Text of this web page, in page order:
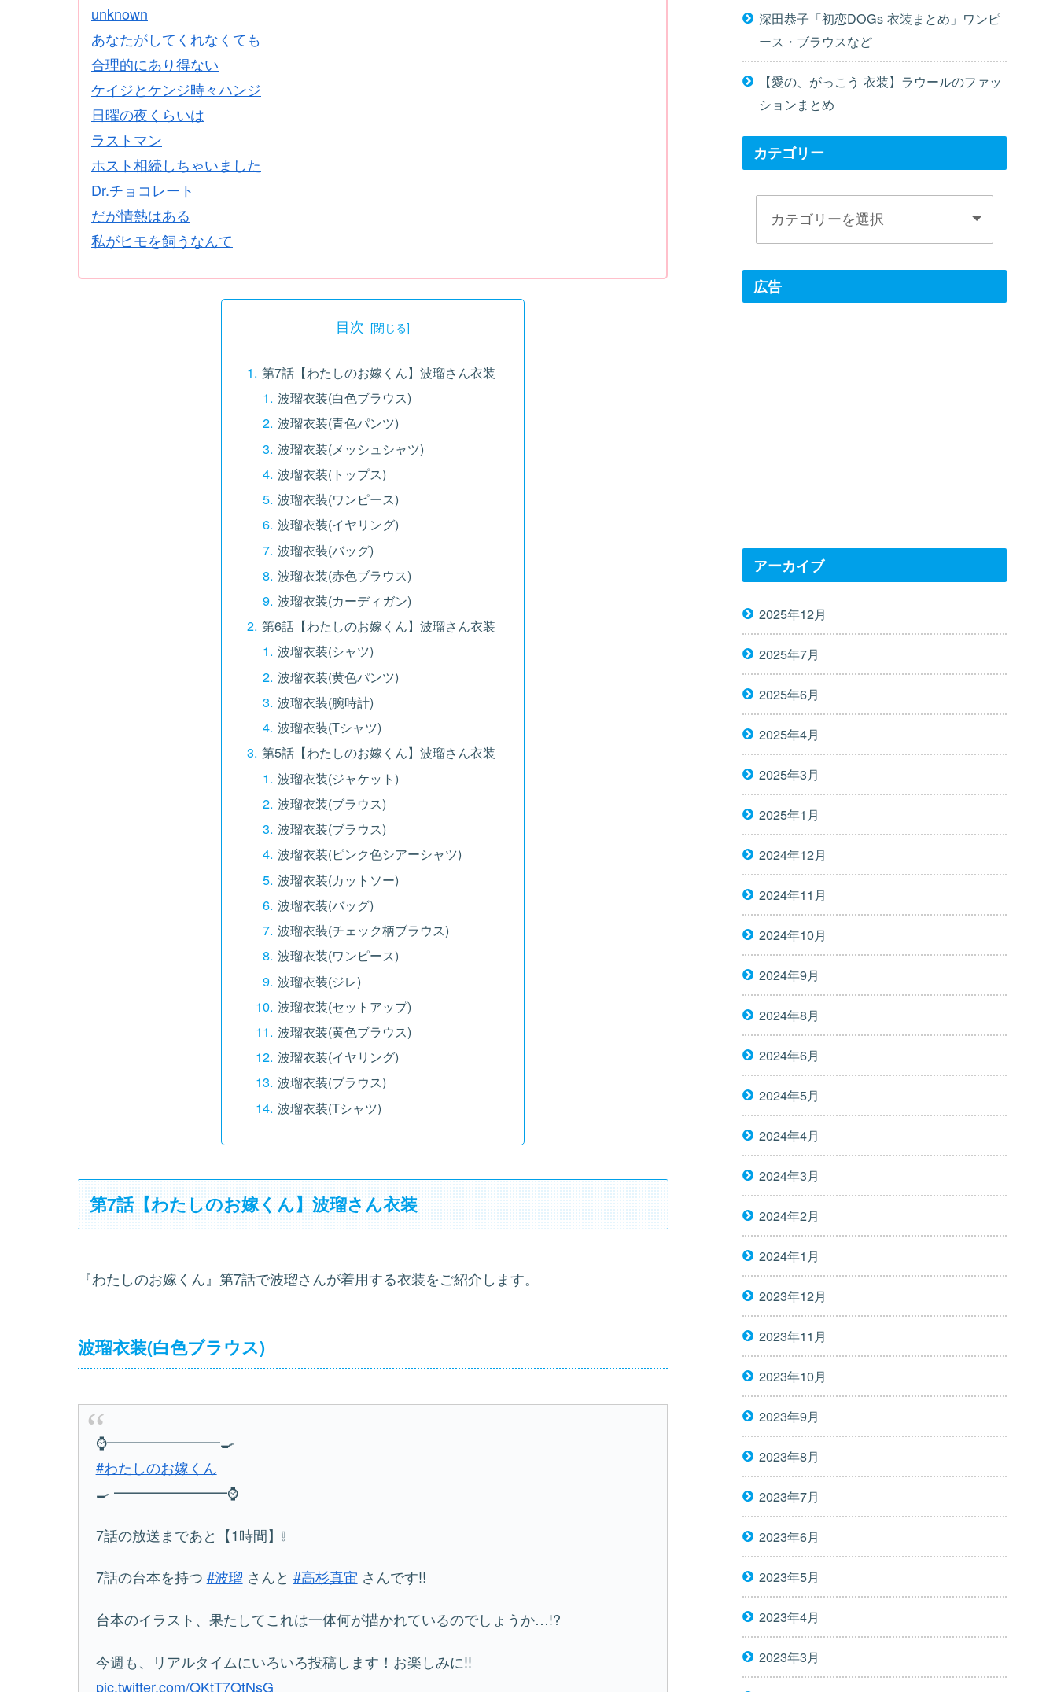
unknown
あなたがしてくれなくても
合理的にあり得ない
ケイジとケンジ時々ハンジ
日曜の夜くらいは
ラストマン
ホスト相続しちゃいました
Dr.チョコレート
だが情熱はある
私がヒモを飼うなんて
目次
第7話【わたしのお嫁くん】波瑠さん衣装
波瑠衣装(白色ブラウス)
波瑠衣装(青色パンツ)
波瑠衣装(メッシュシャツ)
波瑠衣装(トップス)
波瑠衣装(ワンピース)
波瑠衣装(イヤリング)
波瑠衣装(バッグ)
波瑠衣装(赤色ブラウス)
波瑠衣装(カーディガン)
第6話【わたしのお嫁くん】波瑠さん衣装
波瑠衣装(シャツ)
波瑠衣装(黄色パンツ)
波瑠衣装(腕時計)
波瑠衣装(Tシャツ)
第5話【わたしのお嫁くん】波瑠さん衣装
波瑠衣装(ジャケット)
波瑠衣装(ブラウス)
波瑠衣装(ブラウス)
波瑠衣装(ピンク色シアーシャツ)
波瑠衣装(カットソー)
波瑠衣装(バッグ)
波瑠衣装(チェック柄ブラウス)
波瑠衣装(ワンピース)
波瑠衣装(ジレ)
波瑠衣装(セットアップ)
波瑠衣装(黄色ブラウス)
波瑠衣装(イヤリング)
波瑠衣装(ブラウス)
波瑠衣装(Tシャツ)
第7話【わたしのお嫁くん】波瑠さん衣装
『わたしのお嫁くん』第7話で波瑠さんが着用する衣装をご紹介します。
波瑠衣装(白色ブラウス)
⌚━━━━━━━━🍳
#わたしのお嫁くん
🍳 ━━━━━━━━⌚
7話の放送まであと【1時間】❕
7話の台本を持つ #波瑠 さんと #高杉真宙 さんです!!
台本のイラスト、果たしてこれは一体何が描かれているのでしょうか…!?
今週も、リアルタイムにいろいろ投稿します！お楽しみに!!
pic.twitter.com/QKtT7QtNsG
深田恭子「初恋DOGs 衣装まとめ」ワンピ
ース・ブラウスなど
【愛の、がっこう 衣装】ラウールのファッ
ションまとめ
カテゴリー
広告
アーカイブ
2025年12月
2025年7月
2025年6月
2025年4月
2025年3月
2025年1月
2024年12月
2024年11月
2024年10月
2024年9月
2024年8月
2024年6月
2024年5月
2024年4月
2024年3月
2024年2月
2024年1月
2023年12月
2023年11月
2023年10月
2023年9月
2023年8月
2023年7月
2023年6月
2023年5月
2023年4月
2023年3月